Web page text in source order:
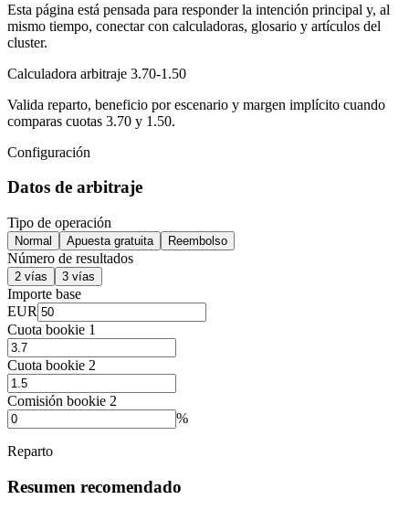
Esta página está pensada para responder la intención principal y, al
mismo tiempo, conectar con calculadoras, glosario y artículos del
cluster.
Calculadora arbitraje 3.70-1.50
Valida reparto, beneficio por escenario y margen implícito cuando
comparas cuotas 3.70 y 1.50.
Configuración
Datos de arbitraje
Tipo de operación
Normal Apuesta gratuita Reembolso
Número de resultados
2 vías 3 vías
Importe base
EUR
Cuota bookie 1
Cuota bookie 2
Comisión bookie 2
%
Reparto
Resumen recomendado